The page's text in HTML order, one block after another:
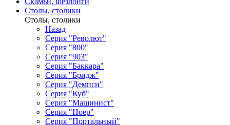
Столы, столики
Столы, столики
Назад
Серия "Револют"
Серия "800"
Серия "903"
Серия "Баккара"
Серия "Бридж"
Серия "Демпси"
Серия "Куб"
Серия "Машинист"
Серия "Ноер"
Серия "Портальный"